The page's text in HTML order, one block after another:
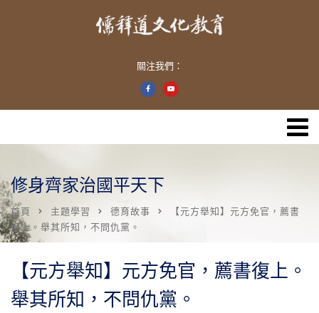
關注我們：
修身齊家治國平天下
首頁 主題學習 德育故事
【元方舉知】元方免官，薦書
復上。舉其所知，不問仇黨。
【元方舉知】元方免官，薦書復上。
舉其所知，不問仇黨。